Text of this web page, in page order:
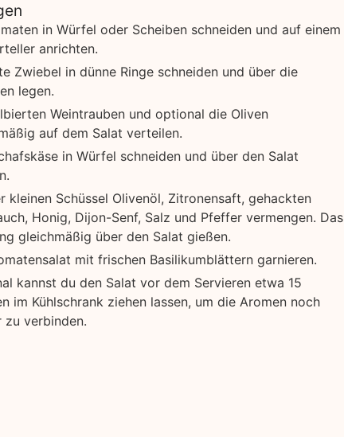
in Würfel oder Scheiben schneiden und auf einem
anrichten.
Zwiebel in dünne Ringe schneiden und über die
legen.
Weintrauben und optional die Oliven
auf dem Salat verteilen.
in Würfel schneiden und über den Salat
kleinen Schüssel Olivenöl, Zitronensaft, gehackten
Honig, Dijon-Senf, Salz und Pfeffer vermengen. Das
gleichmäßig über den Salat gießen.
mit frischen Basilikumblättern garnieren.
kannst du den Salat vor dem Servieren etwa 15
im Kühlschrank ziehen lassen, um die Aromen noch
zu verbinden.